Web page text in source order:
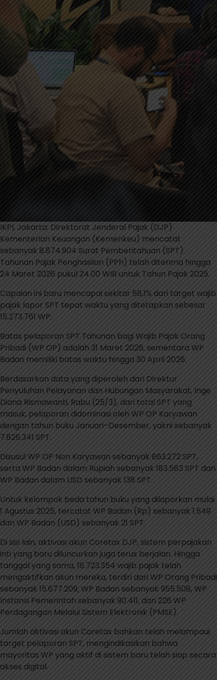
IKPI, Jakarta: Direktorat Jenderal Pajak (DJP)
Kementerian Keuangan (Kemenkeu) mencatat
sebanyak 8.874.904 Surat Pemberitahuan (SPT)
Tahunan Pajak Penghasilan (PPh) telah diterima hingga
24 Maret 2026 pukul 24.00 WIB untuk Tahun Pajak 2025.
Capaian ini baru mencapai sekitar 58,1% dari target wajib
pajak lapor SPT tepat waktu yang ditetapkan sebesar
15.273.761 WP.
Batas pelaporan SPT Tahunan bagi Wajib Pajak Orang
Pribadi (WP OP) adalah 31 Maret 2026, sementara WP
Badan memiliki batas waktu hingga 30 April 2026.
Berdasarkan data yang diperoleh dari Direktur
Penyuluhan Pelayanan dan Hubungan Masyarakat, Inge
Diana Rismawanti, Rabu (25/3), dari total SPT yang
masuk, pelaporan didominasi oleh WP OP Karyawan
dengan tahun buku Januari–Desember, yakni sebanyak
7.826.341 SPT.
Disusul WP OP Non Karyawan sebanyak 863.272 SPT,
serta WP Badan dalam Rupiah sebanyak 183.583 SPT dan
WP Badan dalam USD sebanyak 138 SPT.
Untuk kelompok beda tahun buku yang dilaporkan mulai
1 Agustus 2025, tercatat WP Badan (Rp) sebanyak 1.549
dan WP Badan (USD) sebanyak 21 SPT.
Di sisi lain, aktivasi akun Coretax DJP, sistem perpajakan
inti yang baru diluncurkan juga terus berjalan. Hingga
tanggal yang sama, 16.723.354 wajib pajak telah
mengaktifkan akun mereka, terdiri dari WP Orang Pribadi
sebanyak 15.677.209, WP Badan sebanyak 955.508, WP
Instansi Pemerintah sebanyak 90.411, dan 226 WP
Perdagangan Melalui Sistem Elektronik (PMSE).
Jumlah aktivasi akun Coretax bahkan telah melampaui
target pelaporan SPT, mengindikasikan bahwa
mayoritas WP yang aktif di sistem baru telah siap secara
akses digital.